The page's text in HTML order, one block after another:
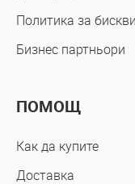
Политика за
Бизнес партньори
ПОМОЩ
Как да купите
Доставка